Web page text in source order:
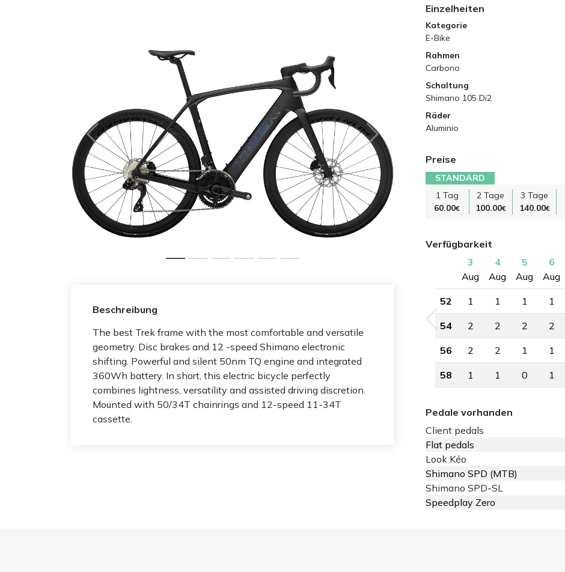
Beschreibung
The best Trek frame with the most comfortable and versatile
geometry. Disc brakes and 12 -speed Shimano electronic
shifting. Powerful and silent 50nm TQ engine and integrated
360Wh battery. In short, this electric bicycle perfectly
combines lightness, versatility and assisted driving discretion.
Mounted with 50/34T chainrings and 12-speed 11-34T
cassette.
Einzelheiten
Kategorie
E-Bike
Rahmen
Carbono
Schaltung
Shimano 105 Di2
Räder
Aluminio
Preise
STANDARD
1 Tag
60.00€
2 Tage
100.00€
3 Tage
140.00€
Verfügbarkeit
3
Aug
4
Aug
5
Aug
6
Aug
52 1 1 1 1
54 2 2 2 2
56 2 2 1 1
58 1 1 0 1
Pedale vorhanden
Client pedals
Flat pedals
Look Kéo
Shimano SPD (MTB)
Shimano SPD-SL
Speedplay Zero